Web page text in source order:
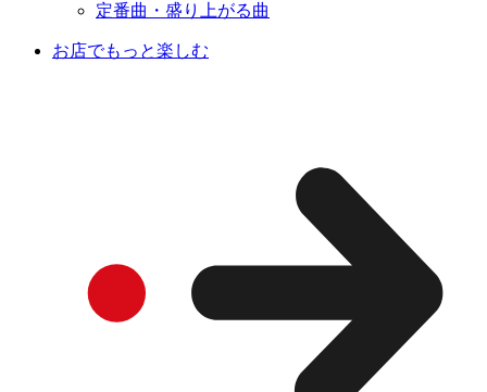
定番曲・盛り上がる曲
お店でもっと楽しむ